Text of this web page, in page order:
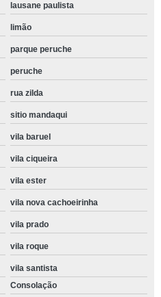
lausane paulista
limão
parque peruche
peruche
rua zilda
sitio mandaqui
vila baruel
vila ciqueira
vila ester
vila nova cachoeirinha
vila prado
vila roque
vila santista
Consolação